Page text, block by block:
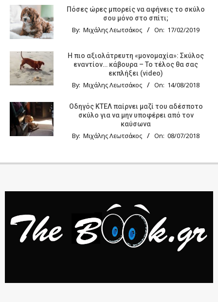
Πόσες ώρες μπορείς να αφήνεις το σκύλο
σου μόνο στο σπίτι;
By: Μιχάλης Λεωτσάκος On: 17/02/2019
Η πιο αξιολάτρευτη «μονομαχία»: Σκύλος
εναντίον… κάβουρα – Το τέλος θα σας
εκπλήξει (video)
By: Μιχάλης Λεωτσάκος On: 14/08/2018
Οδηγός KTΕΛ παίρνει μαζί του αδέσποτο
σκύλο για να μην υποφέρει από τον
καύσωνα
By: Μιχάλης Λεωτσάκος On: 08/07/2018